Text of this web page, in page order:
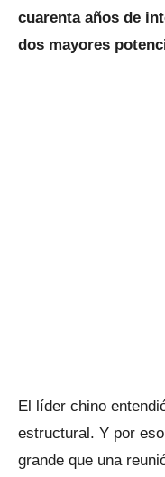
cuarenta años de
dos mayores
El líder chino
estructural. Y por
grande que una